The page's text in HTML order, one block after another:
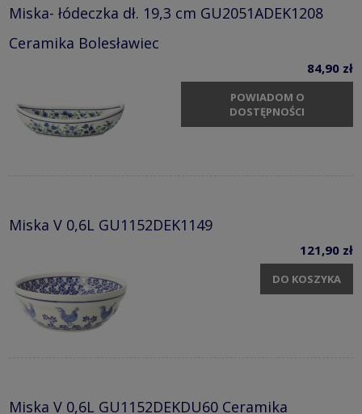
Miska- łódeczka dł. 19,3 cm GU2051ADEK1208
Ceramika Bolesławiec
84,90 zł
POWIADOM O
DOSTĘPNOŚCI
Miska V 0,6L GU1152DEK1149
121,90 zł
DO KOSZYKA
Miska V 0,6L GU1152DEKDU60 Ceramika